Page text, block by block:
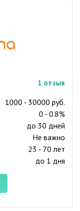
1 отзыв
1000 - 30000 руб.
0 - 0.8%
до 30 дней
Не важно
23 - 70 лет
до 1 дня